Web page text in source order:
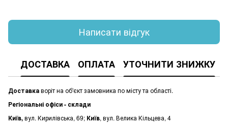
Написати відгук
ДОСТАВКА ОПЛАТА УТОЧНИТИ ЗНИЖКУ
Доставкаворіт на об'єкт замовника по місту та області.
Регіональні офіси - склади
Київ,вул. Кирилівська, 69; Київ, вул. Велика Кільцева, 4